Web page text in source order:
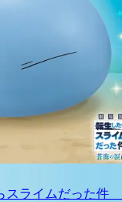
スライムだった